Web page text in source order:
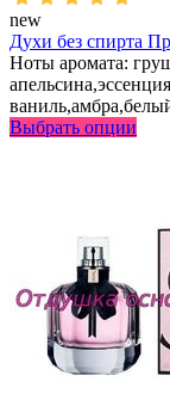
new
Духи без спирта
Ноты аромата:
Выбрать опции